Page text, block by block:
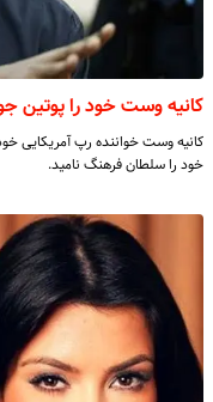
کانیه وست خود را پوتین
کانیه وست خواننده رپ آمریکایی
خود را سلطان فرهنگ نامید.